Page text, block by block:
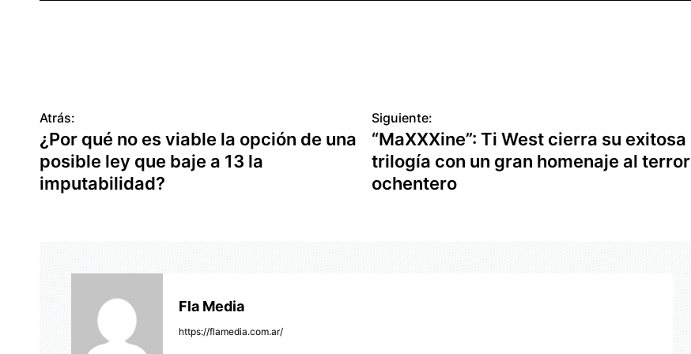
N
a
v
Atrás:
¿Por qué no es viable la opción de una
posible ley que baje a 13 la
imputabilidad?
Siguiente:
“MaXXXine”: Ti West cierra su exitosa
trilogía con un gran homenaje al terror
ochentero
Fla Media
https://flamedia.com.ar/